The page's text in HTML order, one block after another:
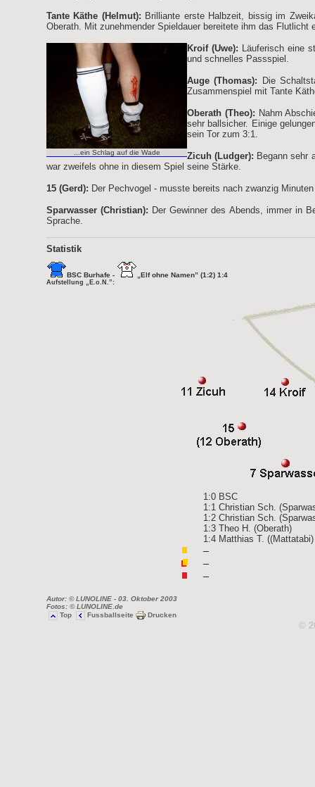
Tante Käthe (Helmut): Brilliante erste Halbzeit, bissig im
Oberath. Mit zunehmender Spieldauer bereitete ihm das Flutlicht
...ein Schlag auf die Wade
Kroif (Uwe): Läuferisch eine
und schnelles Passspiel.
Auge (Thomas): Die
Zusammenspiel mit Tante
Oberath (Theo): Nahm
sehr ballsicher. Einige
sein Tor zum 3:1.
Zicuh (Ludger): Begann sehr
war zweifels ohne in diesem Spiel seine Stärke.
15 (Gerd): Der Pechvogel - musste bereits nach zwanzig
Sparwasser (Christian): Der Gewinner des Abends, immer in
Sprache.
Statistik
BSC Burhafe - „Elf ohne Namen” (1:2) 1:4
Aufstellung „E.o.N.”:
1:0 BSC
1:1 Christian Sch.
1:2 Christian Sch.
1:3 Theo H. (Oberath)
1:4 Matthias T. ((Mattatabi)
–
–
–
Autor: © LUNOLINE - 03. Oktober 2003
Fotos: © LUNOLINE.de
Top
Fussballseite Drucken
©